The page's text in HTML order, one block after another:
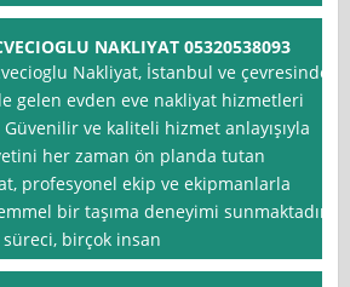
NAKLIYAT 05320538093
Nakliyat, İstanbul ve çevresinde
gelen evden eve nakliyat hizmetleri
ve kaliteli hizmet anlayışıyla
her zaman ön planda tutan
profesyonel ekip ve ekipmanlarla
bir taşıma deneyimi sunmaktadır.
süreci, birçok insan